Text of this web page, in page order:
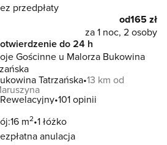
przedpłaty
od165 zł
za 1 noc, 2 osoby
do 24 h
Gościnne u Malorza Bukowina
Tatrzańska 13 km od
Rewelacyjny 101 opinii
16 m2 1 łóżko
anulacja